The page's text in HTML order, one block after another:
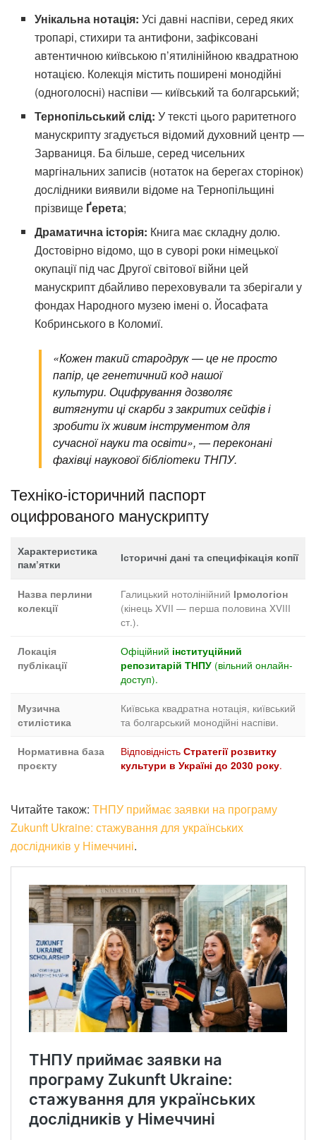
Унікальна нотація: Усі давні наспіви, серед яких
тропарі, стихири та антифони, зафіксовані
автентичною київською п’ятилінійною квадратною
нотацією. Колекція містить поширені монодійні
(одноголосні) наспіви — київський та болгарський;
Тернопільський слід: У тексті цього раритетного
манускрипту згадується відомий духовний центр —
Зарваниця. Ба більше, серед чисельних
маргінальних записів (нотаток на берегах сторінок)
дослідники виявили відоме на Тернопільщині
прізвище Ґерета;
Драматична історія: Книга має складну долю.
Достовірно відомо, що в суворі роки німецької
окупації під час Другої світової війни цей
манускрипт дбайливо переховували та зберігали у
фондах Народного музею імені о. Йосафата
Кобринського в Коломиї.
«Кожен такий стародрук — це не просто
папір, це генетичний код нашої
культури. Оцифрування дозволяє
витягнути ці скарби з закритих сейфів і
зробити їх живим інструментом для
сучасної науки та освіти», — переконані
фахівці наукової бібліотеки ТНПУ.
Техніко-історичний паспорт
оцифрованого манускрипту
Характеристика
пам’ятки
Історичні дані та специфікація копії
Назва перлини
колекції
Галицький нотолінійний Ірмологіон
(кінець XVII — перша половина XVIII
ст.).
Локація
публікації
Офіційний інституційний
репозитарій ТНПУ (вільний онлайн-
доступ).
Музична
стилістика
Київська квадратна нотація, київський
та болгарський монодійні наспіви.
Нормативна база
проєкту
Відповідність Стратегії розвитку
культури в Україні до 2030 року.
Читайте також: ТНПУ приймає заявки на програму
Zukunft Ukraine: стажування для українських
дослідників у Німеччині.